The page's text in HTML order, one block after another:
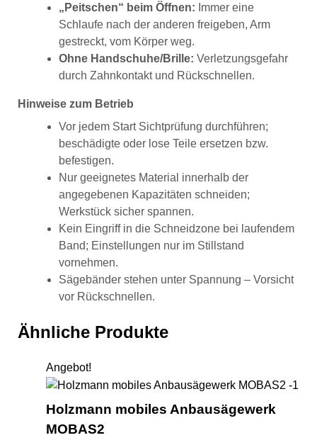
„Peitschen“ beim Öffnen: Immer eine
Schlaufe nach der anderen freigeben, Arm
gestreckt, vom Körper weg.
Ohne Handschuhe/Brille: Verletzungsgefahr
durch Zahnkontakt und Rückschnellen.
Hinweise zum Betrieb
Vor jedem Start Sichtprüfung durchführen;
beschädigte oder lose Teile ersetzen bzw.
befestigen.
Nur geeignetes Material innerhalb der
angegebenen Kapazitäten schneiden;
Werkstück sicher spannen.
Kein Eingriff in die Schneidzone bei laufendem
Band; Einstellungen nur im Stillstand
vornehmen.
Sägebänder stehen unter Spannung – Vorsicht
vor Rückschnellen.
Ähnliche Produkte
Angebot!
Holzmann mobiles Anbausägewerk
MOBAS2